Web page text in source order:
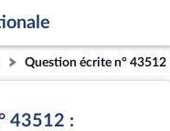
Question écrite n° 43512
43512 :